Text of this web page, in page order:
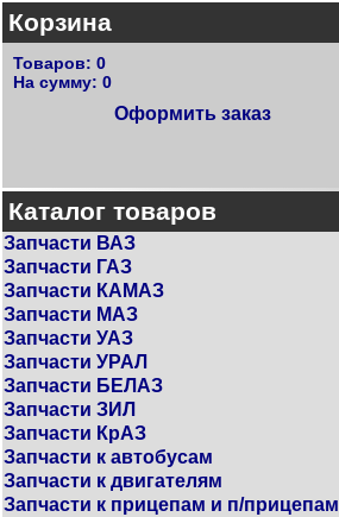
Корзина
Товаров: 0
На сумму: 0
Оформить заказ
Каталог товаров
Запчасти ВАЗ
Запчасти ГАЗ
Запчасти КАМАЗ
Запчасти МАЗ
Запчасти УАЗ
Запчасти УРАЛ
Запчасти БЕЛАЗ
Запчасти ЗИЛ
Запчасти КрАЗ
Запчасти к автобусам
Запчасти к двигателям
Запчасти к прицепам и п/прицепам